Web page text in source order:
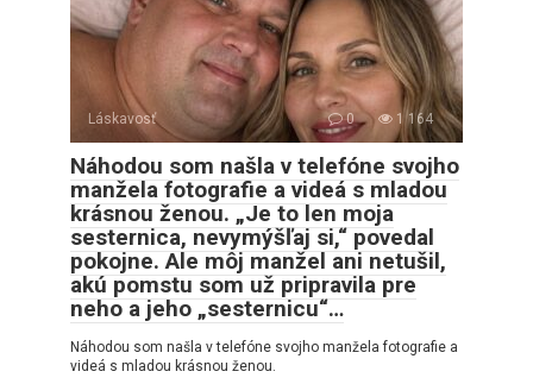
Láskavosť 0 1 164
Náhodou som našla v telefóne svojho
manžela fotografie a videá s mladou
krásnou ženou. „Je to len moja
sesternica, nevymýšľaj si,“ povedal
pokojne. Ale môj manžel ani netušil,
akú pomstu som už pripravila pre
neho a jeho „sesternicu“…
Náhodou som našla v telefóne svojho manžela fotografie a
videá s mladou krásnou ženou.